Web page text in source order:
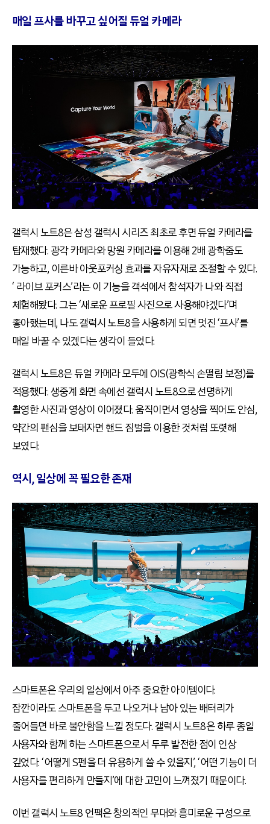
매일 프사를 바꾸고 싶어질 듀얼 카메라
갤럭시 노트8은 삼성 갤럭시 시리즈 최초로 후면 듀얼 카메라를
탑재했다. 광각 카메라와 망원 카메라를 이용해 2배 광학줌도
가능하고, 이른바 아웃포커싱 효과를 자유자재로 조절할 수 있다.
‘ 라이브 포커스’라는 이 기능을 객석에서 참석자가 나와 직접
체험해봤다. 그는 ‘새로운 프로필 사진으로 사용해야겠다’며
좋아했는데, 나도 갤럭시 노트8을 사용하게 되면 멋진 ‘프사’를
매일 바꿀 수 있겠다는 생각이 들었다.
갤럭시 노트8은 듀얼 카메라 모두에 OIS(광학식 손떨림 보정)를
적용했다. 생중계 화면 속에선 갤럭시 노트8으로 선명하게
촬영한 사진과 영상이 이어졌다. 움직이면서 영상을 찍어도 안심,
약간의 팬심을 보태자면 핸드 짐벌을 이용한 것처럼 또렷해
보였다.
역시, 일상에 꼭 필요한 존재
스마트폰은 우리의 일상에서 아주 중요한 아이템이다.
잠깐이라도 스마트폰을 두고 나오거나 남아 있는 배터리가
줄어들면 바로 불안함을 느낄 정도다. 갤럭시 노트8은 하루 종일
사용자와 함께 하는 스마트폰으로서 두루 발전한 점이 인상
깊었다. ‘어떻게 S펜을 더 유용하게 쓸 수 있을지’, ‘어떤 기능이 더
사용자를 편리하게 만들지’에 대한 고민이 느껴졌기 때문이다.
이번 갤럭시 노트8 언팩은 창의적인 무대와 흥미로운 구성으로